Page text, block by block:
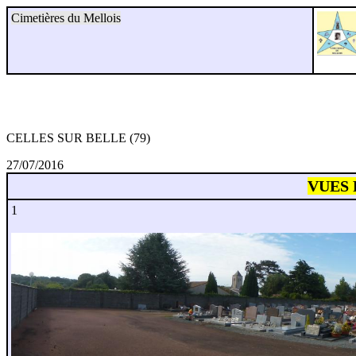
Cimetières du Mellois
CELLES SUR BELLE (79)
27/07/2016
VUES
1